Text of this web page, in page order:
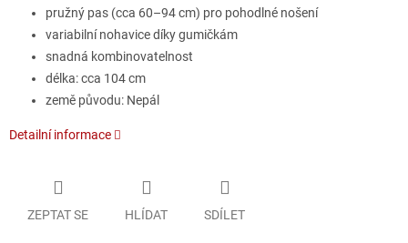
pružný pas (cca 60–94 cm) pro pohodlné nošení
variabilní nohavice díky gumičkám
snadná kombinovatelnost
délka: cca 104 cm
země původu: Nepál
Detailní informace
ZEPTAT SE HLÍDAT SDÍLET